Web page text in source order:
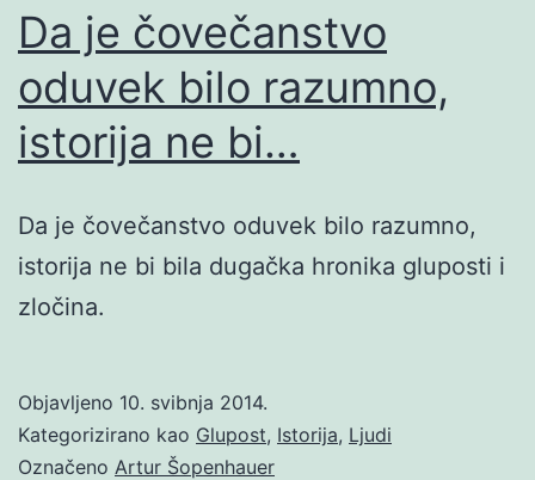
Da je čovečanstvo
oduvek bilo razumno,
istorija ne bi…
Da je čovečanstvo oduvek bilo razumno,
istorija ne bi bila dugačka hronika gluposti i
zločina.
Objavljeno 10. svibnja 2014.
Kategorizirano kao Glupost, Istorija, Ljudi
Označeno Artur Šopenhauer